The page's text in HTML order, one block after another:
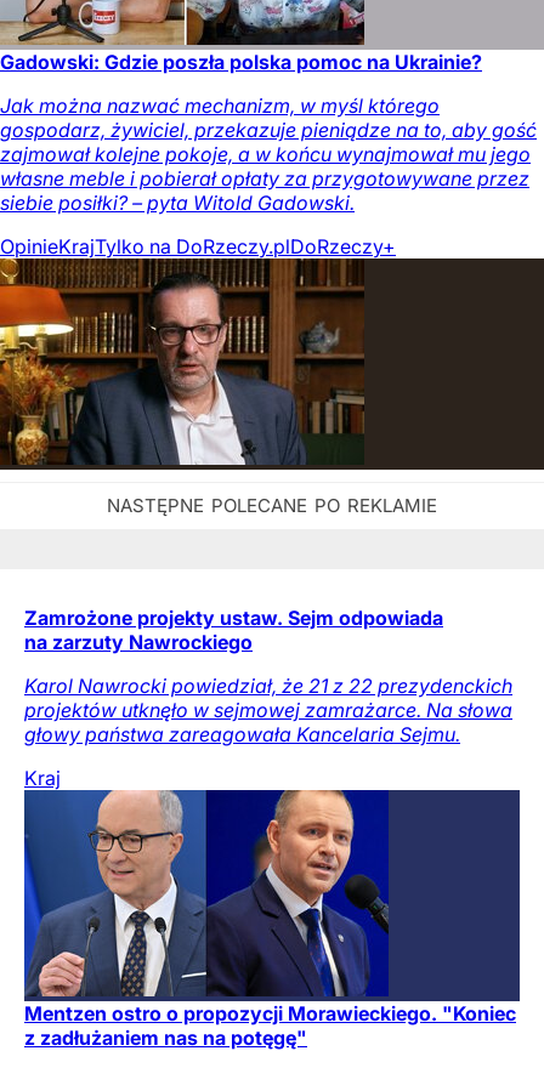
Gadowski: Gdzie poszła polska pomoc na Ukrainie?
Jak można nazwać mechanizm, w myśl którego
gospodarz, żywiciel, przekazuje pieniądze na to, aby gość
zajmował kolejne pokoje, a w końcu wynajmował mu jego
własne meble i pobierał opłaty za przygotowywane przez
siebie posiłki? – pyta Witold Gadowski.
OpinieKrajTylko na DoRzeczy.plDoRzeczy+
Zamrożone projekty ustaw. Sejm odpowiada
na zarzuty Nawrockiego
Karol Nawrocki powiedział, że 21 z 22 prezydenckich
projektów utknęło w sejmowej zamrażarce. Na słowa
głowy państwa zareagowała Kancelaria Sejmu.
Kraj
Mentzen ostro o propozycji Morawieckiego. "Koniec
z zadłużaniem nas na potęgę"